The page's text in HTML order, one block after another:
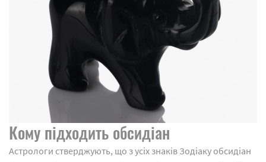
Кому підходить обсидіан
Астрологи стверджують, що з усіх знаків Зодіаку обсидіан